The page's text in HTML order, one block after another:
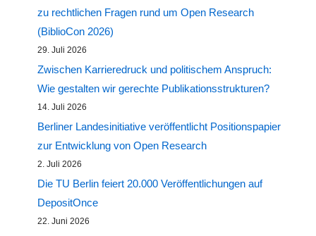
zu rechtlichen Fragen rund um Open Research
(BiblioCon 2026)
29. Juli 2026
Zwischen Karrieredruck und politischem Anspruch:
Wie gestalten wir gerechte Publikationsstrukturen?
14. Juli 2026
Berliner Landesinitiative veröffentlicht Positionspapier
zur Entwicklung von Open Research
2. Juli 2026
Die TU Berlin feiert 20.000 Veröffentlichungen auf
DepositOnce
22. Juni 2026